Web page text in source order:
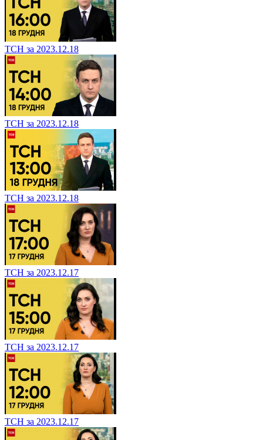
ТСН за 2023.12.18
ТСН за 2023.12.18
ТСН за 2023.12.18
ТСН за 2023.12.17
ТСН за 2023.12.17
ТСН за 2023.12.17